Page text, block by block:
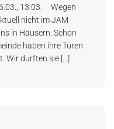
13.03. Wegen
nicht im JAM
in Häusern. Schon
haben ihre Türen
Wir durften sie […]